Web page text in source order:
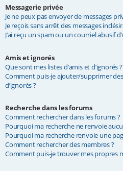
Messagerie privée
Je ne peux pas envoyer de messages
Je reçois sans arrêt des messages
J’ai reçu un spam ou un courriel abusif
Amis et ignorés
Que sont mes listes d’amis et d’ignorés ?
Comment puis-je ajouter/supprimer
d’ignorés ?
Recherche dans les forums
Comment rechercher dans les forums ?
Pourquoi ma recherche ne renvoie
Pourquoi ma recherche renvoie une
Comment rechercher des membres ?
Comment puis-je trouver mes propres